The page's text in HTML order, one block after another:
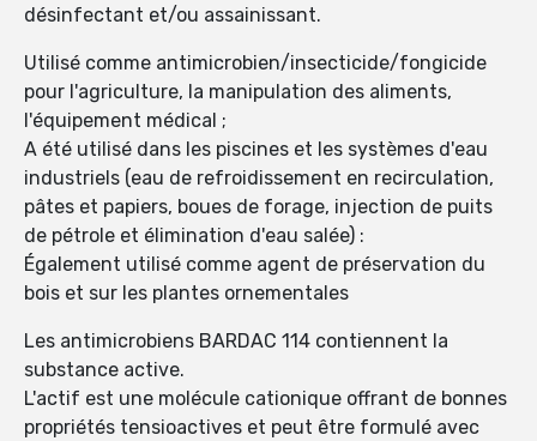
désinfectant et/ou assainissant.
Utilisé comme antimicrobien/insecticide/fongicide
pour l'agriculture, la manipulation des aliments,
l'équipement médical ;
A été utilisé dans les piscines et les systèmes d'eau
industriels (eau de refroidissement en recirculation,
pâtes et papiers, boues de forage, injection de puits
de pétrole et élimination d'eau salée) :
Également utilisé comme agent de préservation du
bois et sur les plantes ornementales
Les antimicrobiens BARDAC 114 contiennent la
substance active.
L'actif est une molécule cationique offrant de bonnes
propriétés tensioactives et peut être formulé avec